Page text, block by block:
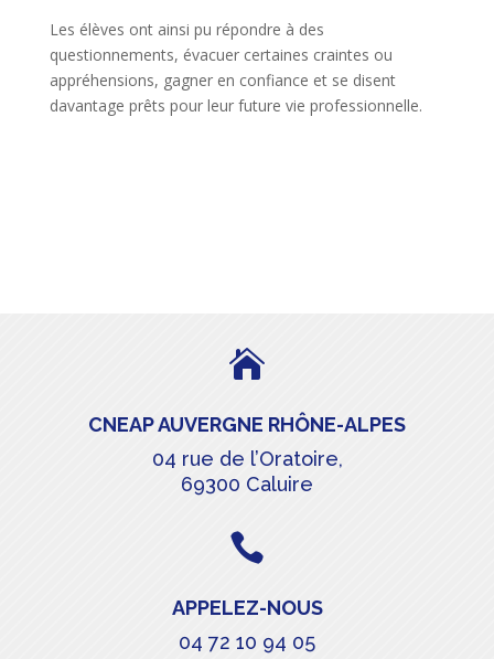
Les élèves ont ainsi pu répondre à des
questionnements, évacuer certaines craintes ou
appréhensions, gagner en confiance et se disent
davantage prêts pour leur future vie professionnelle.

CNEAP AUVERGNE RHÔNE-ALPES
04 rue de l’Oratoire,
69300 Caluire

APPELEZ-NOUS
04 72 10 94 05